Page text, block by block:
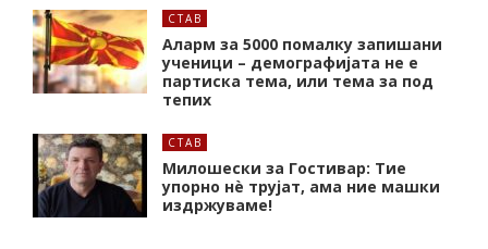
СТАВ
Аларм за 5000 помалку запишани
ученици – демографијата не е
партиска тема, или тема за под
тепих
СТАВ
Милошески за Гостивар: Тие
упорно нѐ трујат, ама ние машки
издржуваме!